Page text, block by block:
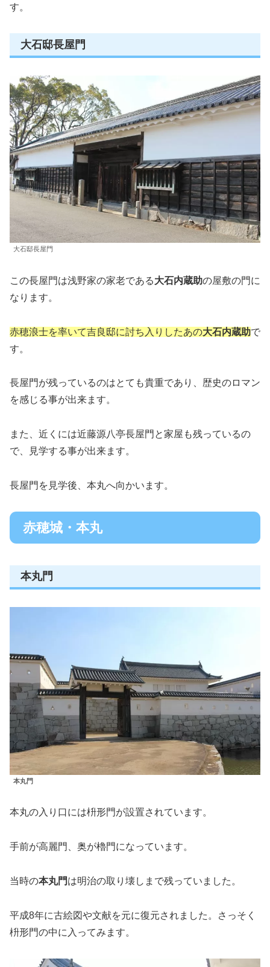
す。
大石邸長屋門
大石邸長屋門
この長屋門は浅野家の家老である大石内蔵助の屋敷の門に
なります。
赤穂浪士を率いて吉良邸に討ち入りしたあの大石内蔵助で
す。
長屋門が残っているのはとても貴重であり、歴史のロマン
を感じる事が出来ます。
また、近くには近藤源八亭長屋門と家屋も残っているの
で、見学する事が出来ます。
長屋門を見学後、本丸へ向かいます。
赤穂城・本丸
本丸門
本丸門
本丸の入り口には枡形門が設置されています。
手前が高麗門、奥が櫓門になっています。
当時の本丸門は明治の取り壊しまで残っていました。
平成8年に古絵図や文献を元に復元されました。さっそく
枡形門の中に入ってみます。